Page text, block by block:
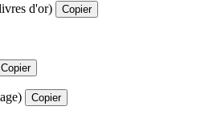
d'or) Copier
Copier
Copier